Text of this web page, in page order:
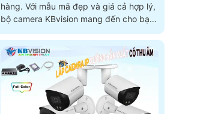
hàng. Với mẫu mã đẹp và giá cả hợp lý,
bộ camera KBvision mang đến cho bạn
giải cao 4K